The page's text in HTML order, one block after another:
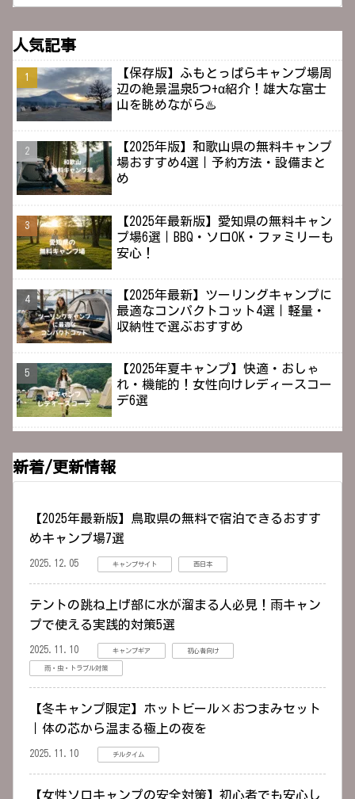
人気記事
【保存版】ふもとっぱらキャンプ場周
辺の絶景温泉5つ+α紹介！雄大な富士
山を眺めながら♨️
【2025年版】和歌山県の無料キャンプ
場おすすめ4選｜予約方法・設備まと
め
【2025年最新版】愛知県の無料キャン
プ場6選｜BBQ・ソロOK・ファミリーも
安心！
【2025年最新】ツーリングキャンプに
最適なコンパクトコット4選｜軽量・
収納性で選ぶおすすめ
【2025年夏キャンプ】快適・おしゃ
れ・機能的！女性向けレディースコー
デ6選
新着/更新情報
【2025年最新版】鳥取県の無料で宿泊できるおすす
めキャンプ場7選
2025.12.05 キャンプサイト 西日本
テントの跳ね上げ部に水が溜まる人必見！雨キャン
プで使える実践的対策5選
2025.11.10 キャンプギア 初心者向け
雨・虫・トラブル対策
【冬キャンプ限定】ホットビール×おつまみセット
｜体の芯から温まる極上の夜を
2025.11.10 チルタイム
【女性ソロキャンプの安全対策】初心者でも安心し